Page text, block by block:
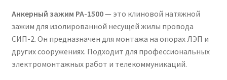
Анкерный зажим PA-1500— это клиновой натяжной
зажим для изолированной несущей жилы провода
СИП-2. Он предназначен для монтажа на опорах ЛЭП и
других сооружениях. Подходит для профессиональных
электромонтажных работ и телекоммуникаций.